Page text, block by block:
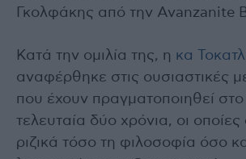
Γκολφάκης από την Avanzanite
Κατά την ομιλία της, η κα
αναφέρθηκε στις ουσιαστικές
που έχουν πραγματοποιηθεί
τελευταία δύο χρόνια, οι
ριζικά τόσο τη φιλοσοφία όσο